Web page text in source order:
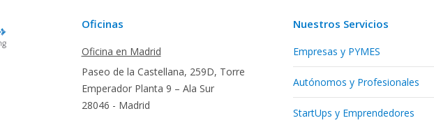
Oficinas
Oficina en Madrid
Paseo de la Castellana, 259D, Torre
Emperador Planta 9 – Ala Sur
28046 - Madrid
Nuestros Servicios
Empresas y PYMES
Autónomos y Profesionales
StartUps y Emprendedores